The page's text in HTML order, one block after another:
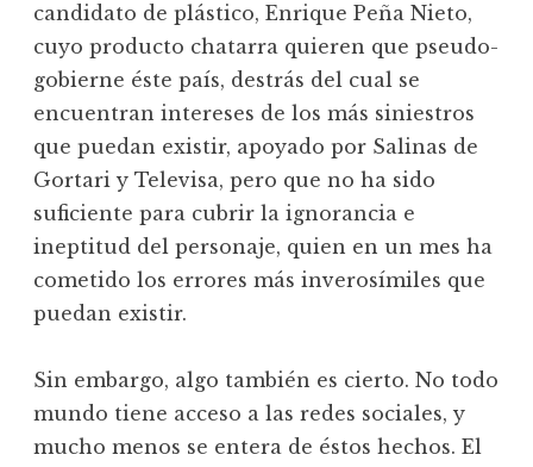
candidato de plástico, Enrique Peña Nieto,
cuyo producto chatarra quieren que pseudo-
gobierne éste país, destrás del cual se
encuentran intereses de los más siniestros
que puedan existir, apoyado por Salinas de
Gortari y Televisa, pero que no ha sido
suficiente para cubrir la ignorancia e
ineptitud del personaje, quien en un mes ha
cometido los errores más inverosímiles que
puedan existir.
Sin embargo, algo también es cierto. No todo
mundo tiene acceso a las redes sociales, y
mucho menos se entera de éstos hechos. El